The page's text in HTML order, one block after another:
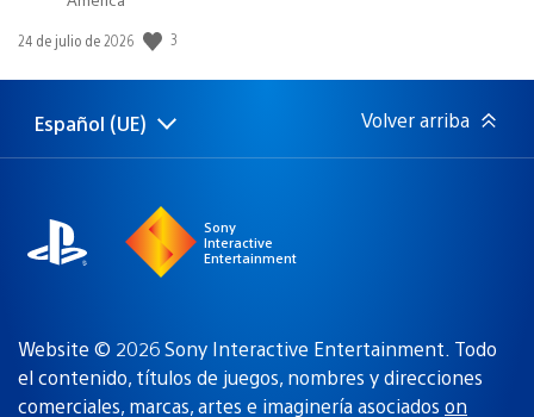
Fecha
publicación:
24 de julio de 2026 3
Selecciona
Región
Español (UE) Volver arriba
Sony
Interactive
Entertainment
Website © 2026 Sony Interactive Entertainment. Todo
el contenido, títulos de juegos, nombres y direcciones
comerciales, marcas, artes e imaginería asociados on